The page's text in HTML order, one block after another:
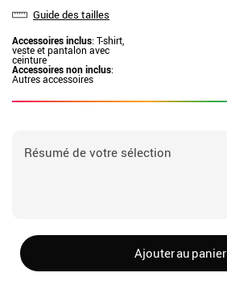
Guide des tailles
Accessoires inclus: T-shirt,
veste et pantalon avec
ceinture
Accessoires non inclus:
Autres accessoires
Résumé de votre sélection
Ajouter au panier